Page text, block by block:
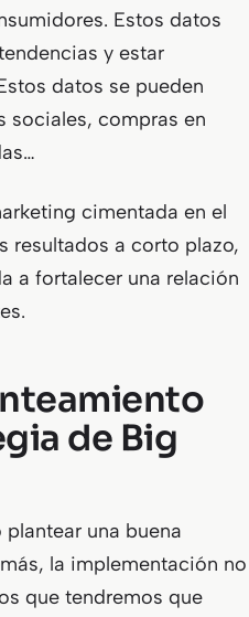
Estos datos
y estar
datos se pueden
sociales, compras en
cimentada en el
resultados a corto plazo,
a fortalecer una relación
de Big
una buena
la implementación no
que tendremos que